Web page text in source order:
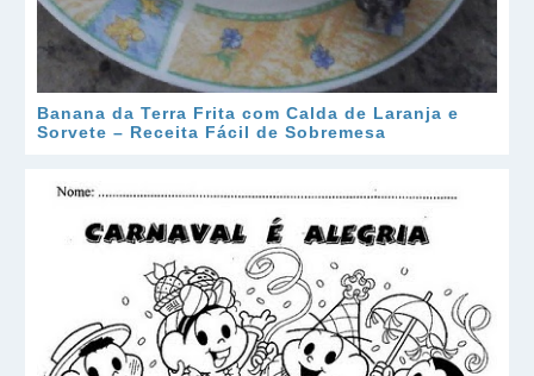
Banana da Terra Frita com Calda de Laranja e
Sorvete – Receita Fácil de Sobremesa